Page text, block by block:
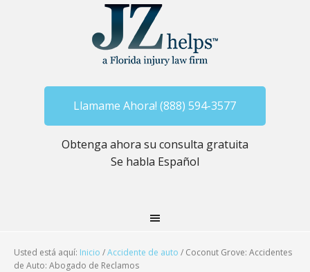
Llamame Ahora! (888) 594-3577
Obtenga ahora su consulta gratuita
Se habla Español
Usted está aquí: Inicio /Accidente de auto / Coconut Grove: Accidentes
de Auto: Abogado de Reclamos